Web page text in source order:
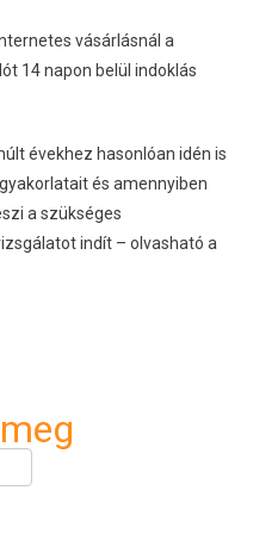
vásárlásnál a
14 napon belül indoklás
évekhez hasonlóan idén is
és amennyiben
a szükséges
indít – olvasható a